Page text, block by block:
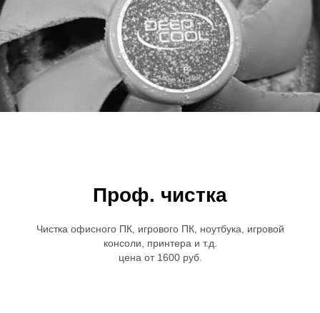
Проф. чистка
Чистка офисного ПК, игрового ПК, ноутбука, игровой
консоли, принтера и т.д.
цена от 1600 руб.